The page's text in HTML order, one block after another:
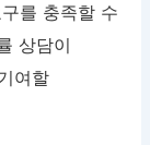
를 충족할 수
상담이
여할